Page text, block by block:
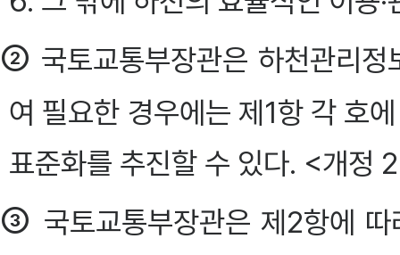
② 국토교통부장관은 하천관리
여 필요한 경우에는 제1항 각 호
표준화를 추진할 수 있다. <개
③ 국토교통부장관은 제2항에